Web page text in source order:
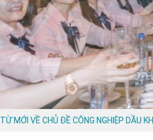
TỪ MỚI VỀ CHỦ ĐỀ CÔNG NGHIỆP DẦU KHÍ